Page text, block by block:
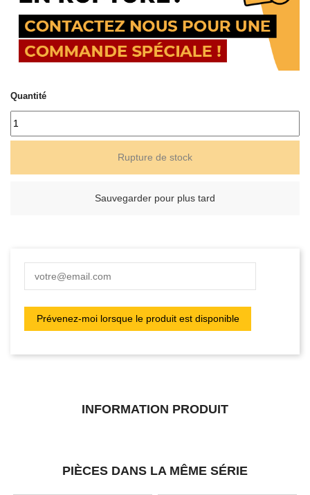
Quantité
Rupture de stock
Sauvegarder pour plus tard
INFORMATION PRODUIT
PIÈCES DANS LA MÊME SÉRIE